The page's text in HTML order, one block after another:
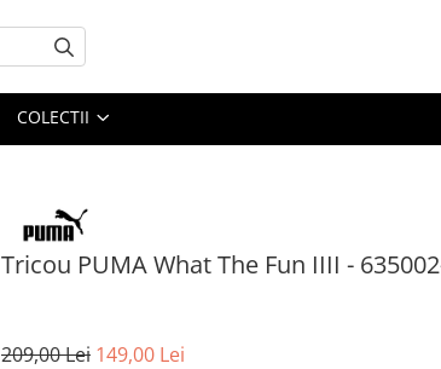
COLECTII
Tricou PUMA What The Fun IIII -
209,00 Lei 149,00 Lei